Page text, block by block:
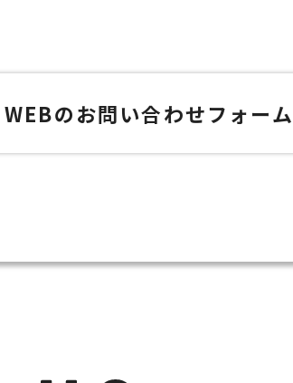
WEBのお問い合わせフォー